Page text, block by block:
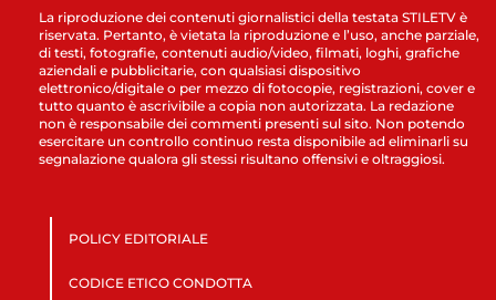
La riproduzione dei contenuti giornalistici della testata STILETV è
riservata. Pertanto, è vietata la riproduzione e l’uso, anche parziale,
di testi, fotografie, contenuti audio/video, filmati, loghi, grafiche
aziendali e pubblicitarie, con qualsiasi dispositivo
elettronico/digitale o per mezzo di fotocopie, registrazioni, cover e
tutto quanto è ascrivibile a copia non autorizzata. La redazione
non è responsabile dei commenti presenti sul sito. Non potendo
esercitare un controllo continuo resta disponibile ad eliminarli su
segnalazione qualora gli stessi risultano offensivi e oltraggiosi.
POLICY EDITORIALE
CODICE ETICO CONDOTTA